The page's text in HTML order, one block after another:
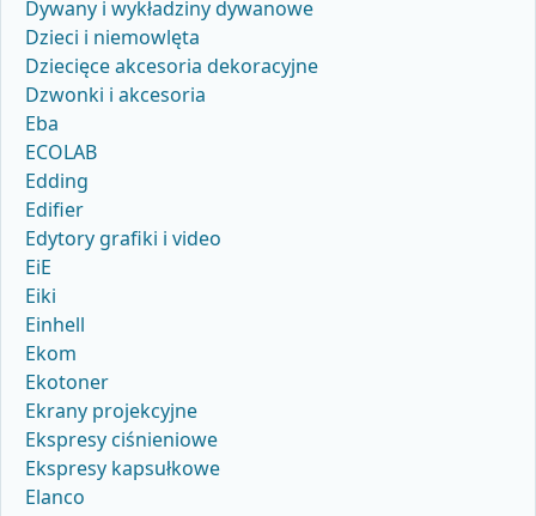
Dywany i wykładziny dywanowe
Dzieci i niemowlęta
Dziecięce akcesoria dekoracyjne
Dzwonki i akcesoria
Eba
ECOLAB
Edding
Edifier
Edytory grafiki i video
EiE
Eiki
Einhell
Ekom
Ekotoner
Ekrany projekcyjne
Ekspresy ciśnieniowe
Ekspresy kapsułkowe
Elanco